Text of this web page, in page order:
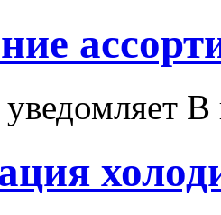
В